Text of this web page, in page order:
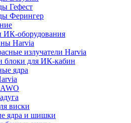
Гефест
Ферингер
ИК-оборудования
Harvia
излучатели Harvia
блоки для ИК-кабин
ядра
виски
ядра и шишки